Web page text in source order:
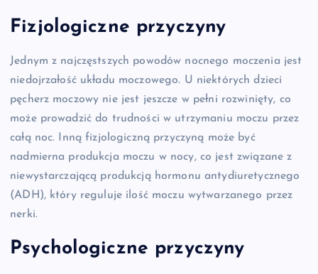
Fizjologiczne przyczyny
Jednym z najczęstszych powodów nocnego moczenia jest
niedojrzałość układu moczowego. U niektórych dzieci
pęcherz moczowy nie jest jeszcze w pełni rozwinięty, co
może prowadzić do trudności w utrzymaniu moczu przez
całą noc. Inną fizjologiczną przyczyną może być
nadmierna produkcja moczu w nocy, co jest związane z
niewystarczającą produkcją hormonu antydiuretycznego
(ADH), który reguluje ilość moczu wytwarzanego przez
nerki.
Psychologiczne przyczyny